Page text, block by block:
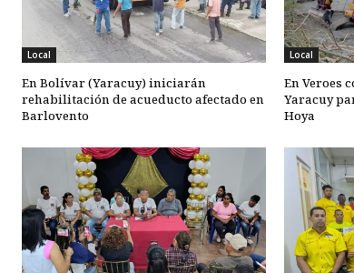
Local
En Bolívar (Yaracuy) iniciarán
rehabilitación de acueducto afectado en
Barlovento
Local
En Veroes
Yaracuy
Hoya